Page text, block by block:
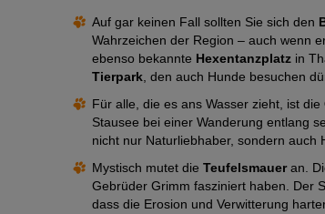
Auf gar keinen Fall sollten Sie sich den
Wahrzeichen der Region – auch wenn
ebenso bekannte Hexentanzplatz in
Tierpark , den auch Hunde besuchen
Für alle, die es ans Wasser zieht, ist die
Stausee bei einer Wanderung entlang
nicht nur Naturliebhaber, sondern auch
Mystisch mutet die Teufelsmaueran.
Gebrüder Grimm fasziniert haben. Der
dass die Erosion und Verwitterung